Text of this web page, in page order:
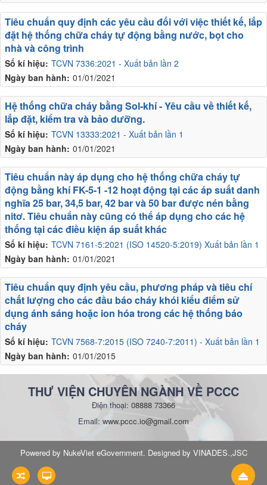
Số kí hiệu: TCVN 7336:2021 - Xuất bản lần 2
Ngày ban hành: 01/01/2021
Tiêu chuẩn quy định các yêu cầu đối với việc thiết kế, lắp
đặt hệ thống chữa cháy tự động bằng nước, bọt cho
nhà và công trình
Số kí hiệu: TCVN 13333:2021 - Xuất bản lần 1
Ngày ban hành: 01/01/2021
Hệ thống chữa cháy bằng Sol-khí - Yêu cầu về thiết kế,
lắp đặt, kiểm tra và bảo dưỡng.
Số kí hiệu: TCVN 7161-5:2021 (ISO 14520-5:2019) Xuất bản lần 1
Ngày ban hành: 01/01/2021
Tiêu chuẩn này áp dụng cho hệ thống chữa cháy tự
động bằng khí FK-5-1 -12 hoạt động tại các áp suất danh
nghĩa 25 bar, 34,5 bar, 42 bar và 50 bar được nén bằng
nitơ. Tiêu chuẩn này cũng có thể áp dụng cho các hệ
thống tại các điều kiện áp suất khác
Số kí hiệu: TCVN 7568-7:2015 (ISO 7240-7:2011) - Xuất bản lần 1
Ngày ban hành: 01/01/2015
Tiêu chuẩn quy định yêu cầu, phương pháp và tiêu chí
chất lượng cho các đầu báo cháy khói kiểu điểm sử
dụng ánh sáng hoặc ion hóa trong các hệ thống báo
cháy
THƯ VIỆN CHUYÊN NGÀNH VỀ PCCC
Điện thoại: 08888 73366
Email: www.pccc.io@gmail.com
Powered by NukeViet eGovernment. Designed by VINADES.,JSC